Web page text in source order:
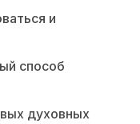
и
способ
духовных